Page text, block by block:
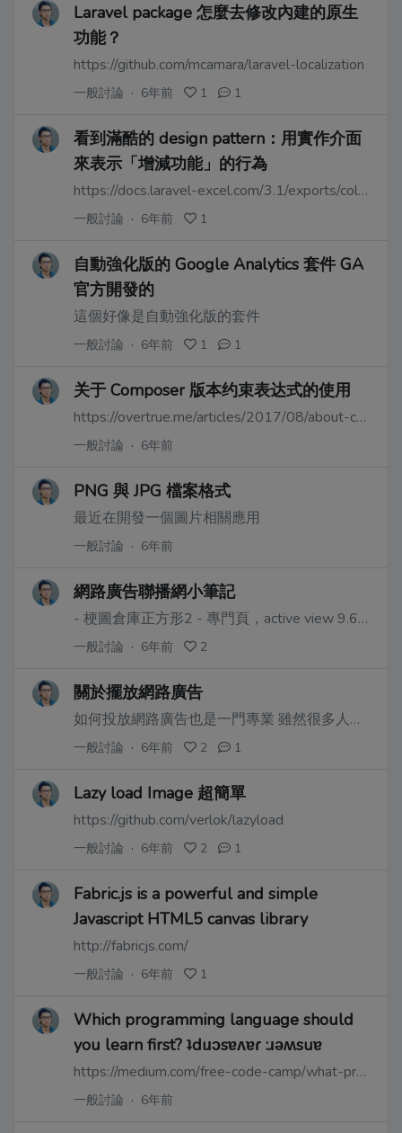
Laravel package 怎麼去修改內建的原生
功能？
https://github.com/mcamara/laravel-localization
一般討論 · 6年前 1 1
看到滿酷的 design pattern：用實作介面
來表示「增減功能」的行為
https://docs.laravel-excel.com/3.1/exports/collection.html
一般討論 · 6年前 1
自動強化版的 Google Analytics 套件 GA
官方開發的
這個好像是自動強化版的套件
一般討論 · 6年前 1 1
关于 Composer 版本约束表达式的使用
https://overtrue.me/articles/2017/08/about-composer-version-constraint.html
一般討論 · 6年前
PNG 與 JPG 檔案格式
最近在開發一個圖片相關應用
一般討論 · 6年前
網路廣告聯播網小筆記
- 梗圖倉庫正方形2 - 專門頁，active view 9.64%
一般討論 · 6年前 2
關於擺放網路廣告
如何投放網路廣告也是一門專業 雖然很多人會覺得無聊
一般討論 · 6年前 2 1
Lazy load Image 超簡單
https://github.com/verlok/lazyload
一般討論 · 6年前 2 1
Fabric.js is a powerful and simple
Javascript HTML5 canvas library
http://fabricjs.com/
一般討論 · 6年前 1
Which programming language should
you learn first? ʇdıɹɔsɐʌɐɾ :ɹǝʍsuɐ
https://medium.com/free-code-camp/what-programming-language-should-i-learn-first-%CA%87d%C4%B1%C9%B9%C9%94s%C9%90%CA%8C%C9%90%C9%BE-%C9%B9%C7%9D%CA%8Dsu%C9%90-19a33b0a467d
一般討論 · 6年前